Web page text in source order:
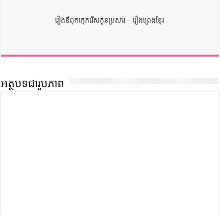
រឿងឪពុកក្មេករើសកូនប្រសារ – រឿងព្រេងខ្មែរ
អត្ថបទជារូបភាព